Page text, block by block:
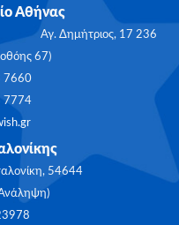
Αθήνας
Αγ. Δημήτριος, 17 236
67)
7660
7774
54644